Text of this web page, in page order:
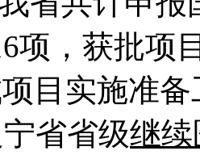
项，获批项
目实施准
省省级继